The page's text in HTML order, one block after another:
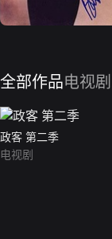
全部作品电视剧
政客 第二季
电视剧